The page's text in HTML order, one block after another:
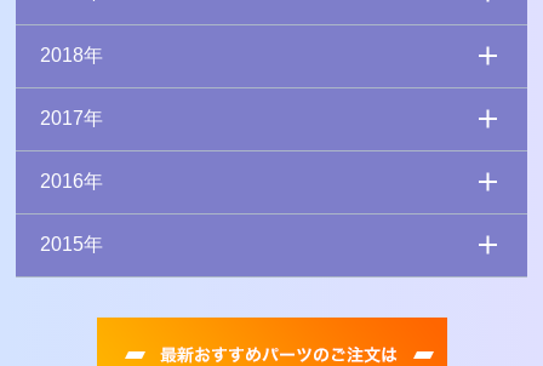
2018年
2017年
2016年
2015年